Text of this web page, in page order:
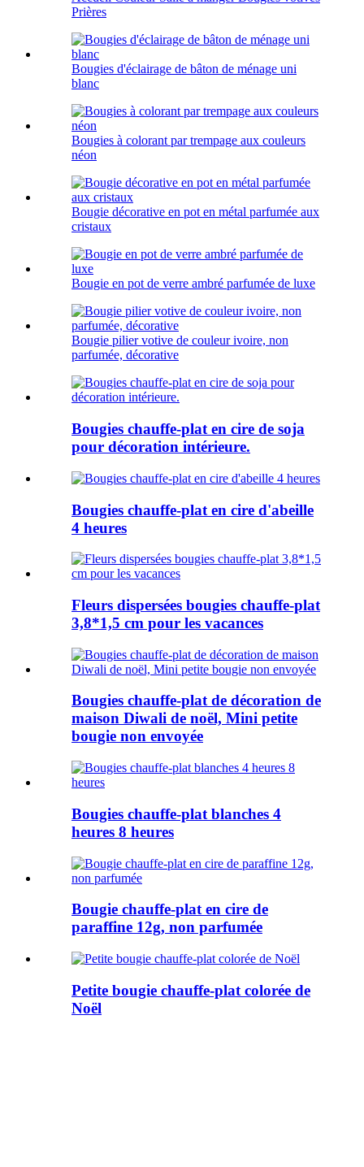
Prières
Bougies d'éclairage de bâton de ménage uni
blanc
Bougies à colorant par trempage aux couleurs
néon
Bougie décorative en pot en métal parfumée aux
cristaux
Bougie en pot de verre ambré parfumée de luxe
Bougie pilier votive de couleur ivoire, non
parfumée, décorative
Bougies chauffe-plat en cire de soja
pour décoration intérieure.
Bougies chauffe-plat en cire d'abeille
4 heures
Fleurs dispersées bougies chauffe-plat
3,8*1,5 cm pour les vacances
Bougies chauffe-plat de décoration de
maison Diwali de noël, Mini petite
bougie non envoyée
Bougies chauffe-plat blanches 4
heures 8 heures
Bougie chauffe-plat en cire de
paraffine 12g, non parfumée
Petite bougie chauffe-plat colorée de
Noël